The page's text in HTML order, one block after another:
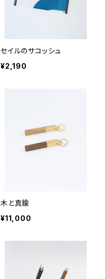
セイルのサコッシュ
¥2,190
木と真鍮
¥11,000